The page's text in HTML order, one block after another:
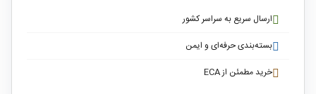
ارسال سریع به سراسر کشور
بسته‌بندی حرفه‌ای و ایمن
خرید مطمئن از ECA